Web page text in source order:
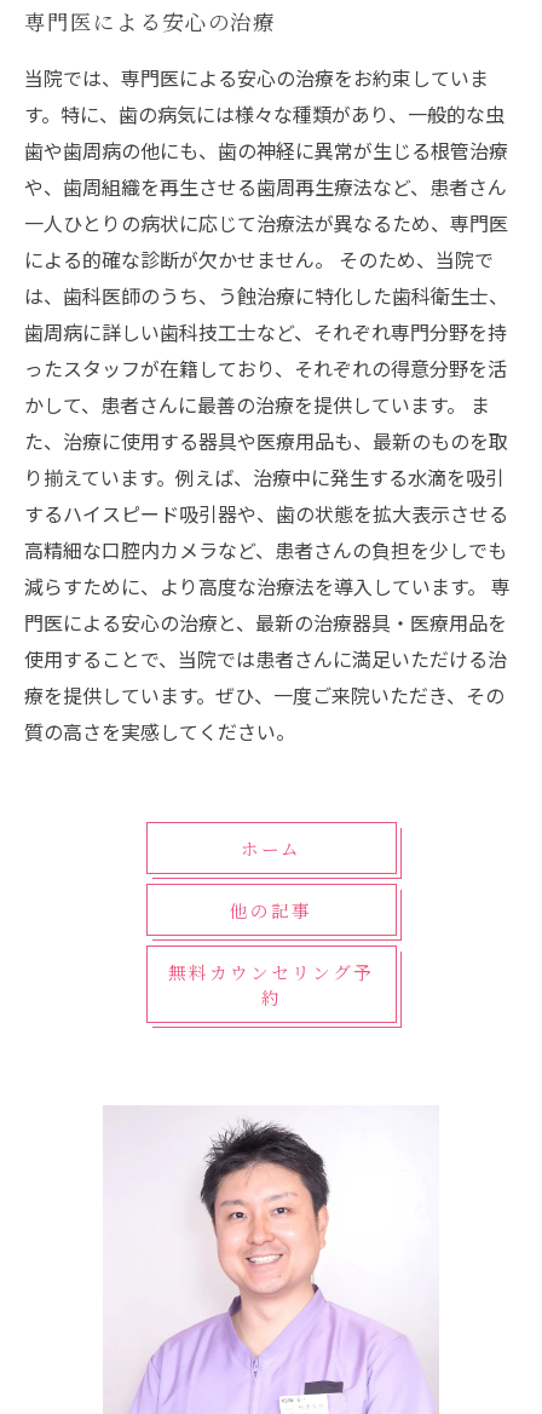
専門医による安心の治療
当院では、専門医による安心の治療をお約束していま
す。特に、歯の病気には様々な種類があり、一般的な虫
歯や歯周病の他にも、歯の神経に異常が生じる根管治療
や、歯周組織を再生させる歯周再生療法など、患者さん
一人ひとりの病状に応じて治療法が異なるため、専門医
による的確な診断が欠かせません。 そのため、当院で
は、歯科医師のうち、う蝕治療に特化した歯科衛生士、
歯周病に詳しい歯科技工士など、それぞれ専門分野を持
ったスタッフが在籍しており、それぞれの得意分野を活
かして、患者さんに最善の治療を提供しています。 ま
た、治療に使用する器具や医療用品も、最新のものを取
り揃えています。例えば、治療中に発生する水滴を吸引
するハイスピード吸引器や、歯の状態を拡大表示させる
高精細な口腔内カメラなど、患者さんの負担を少しでも
減らすために、より高度な治療法を導入しています。 専
門医による安心の治療と、最新の治療器具・医療用品を
使用することで、当院では患者さんに満足いただける治
療を提供しています。ぜひ、一度ご来院いただき、その
質の高さを実感してください。
ホーム
他の記事
無料カウンセリング予
約